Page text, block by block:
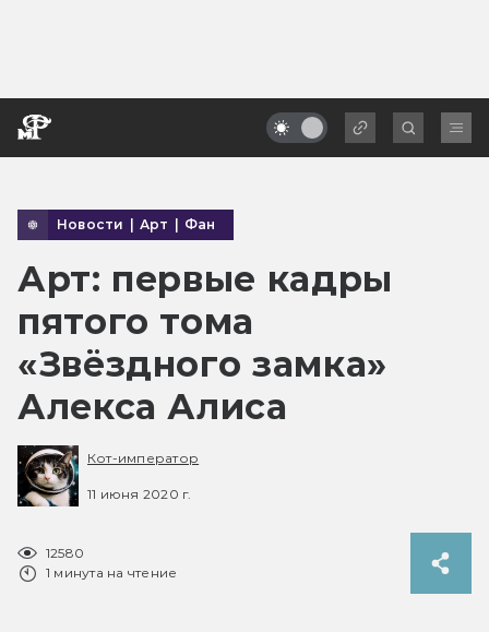
Новости | Арт | Фан
Арт: первые кадры
пятого тома
«Звёздного замка»
Алекса Алиса
Кот-император
11 июня 2020 г.
12580
1 минута на чтение